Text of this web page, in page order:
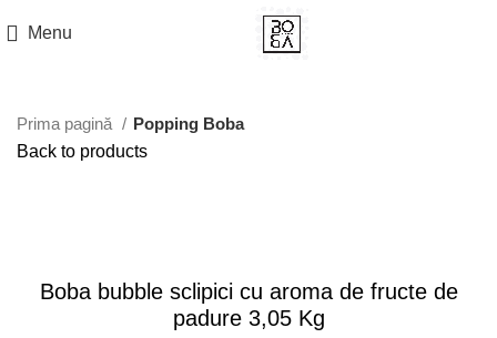
Menu
Prima pagină
Popping Boba
Back to products
Boba bubble sclipici cu aroma de fructe de
padure 3,05 Kg